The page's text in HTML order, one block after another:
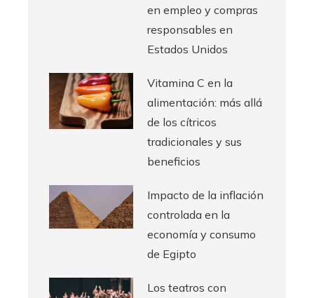
en empleo y compras
responsables en
Estados Unidos
Vitamina C en la
alimentación: más allá
de los cítricos
tradicionales y sus
beneficios
Impacto de la inflación
controlada en la
economía y consumo
de Egipto
Los teatros con